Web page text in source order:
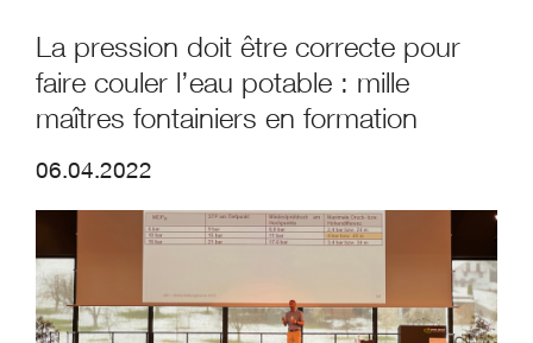
La pression doit être correcte pour
faire couler l’eau potable : mille
maîtres fontainiers en formation
06.04.2022